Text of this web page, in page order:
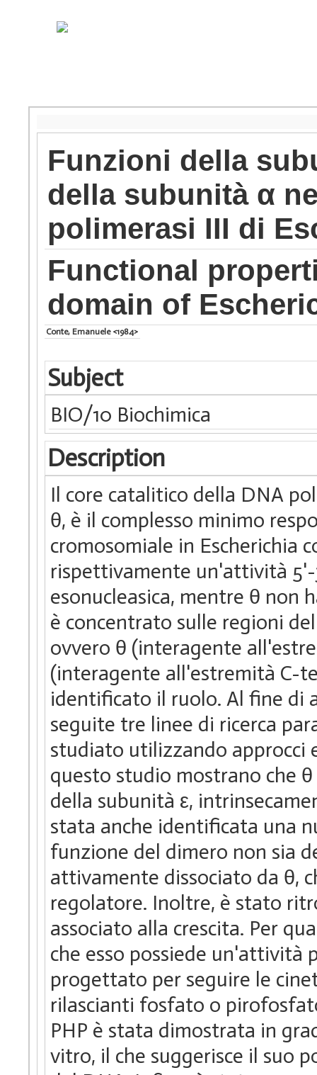
Funzioni della
della subunità α
polimerasi III di
Functional
domain of
Conte, Emanuele <1984>
Subject
BIO/10 Biochimica
Description
Il core catalitico della DNA
θ, è il complesso minimo
cromosomiale in Escherichia
rispettivamente un'attività
esonucleasica, mentre θ non
è concentrato sulle regioni
ovvero θ (interagente
(interagente all'estremità C-
identificato il ruolo. Al fine di
seguite tre linee di ricerca
studiato utilizzando approcci
questo studio mostrano che
della subunità ε,
stata anche identificata una
funzione del dimero non sia
attivamente dissociato da θ,
regolatore. Inoltre, è stato
associato alla crescita. Per
che esso possiede un'attività
progettato per seguire le
rilascianti fosfato o
PHP è stata dimostrata in
vitro, il che suggerisce il suo